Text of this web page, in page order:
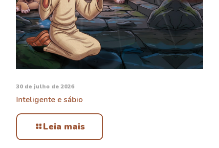
30 de julho de 2026
Inteligente e sábio
Leia mais